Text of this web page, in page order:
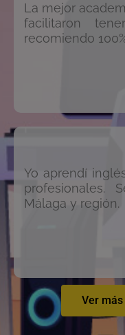
La mejor
facilitaron
recomiendo
Yo aprendí
profesionales.
Málaga y región.
Ver